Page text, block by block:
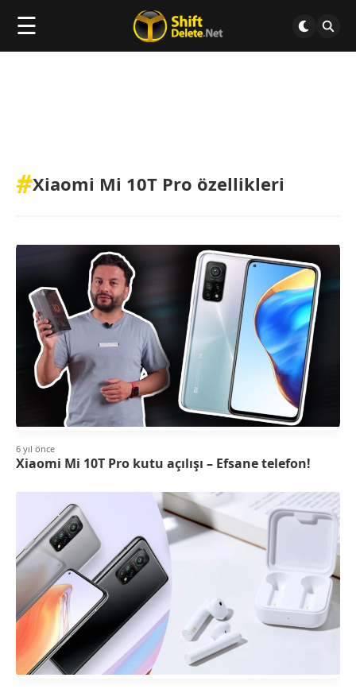
☰
#Xiaomi Mi 10T Pro özellikleri
6 yıl önce
Xiaomi Mi 10T Pro kutu açılışı – Efsane telefon!